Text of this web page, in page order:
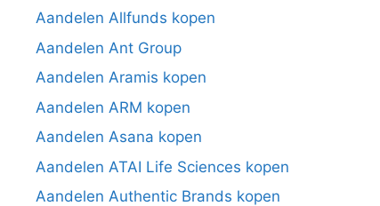
Aandelen Allfunds kopen
Aandelen Ant Group
Aandelen Aramis kopen
Aandelen ARM kopen
Aandelen Asana kopen
Aandelen ATAI Life Sciences kopen
Aandelen Authentic Brands kopen